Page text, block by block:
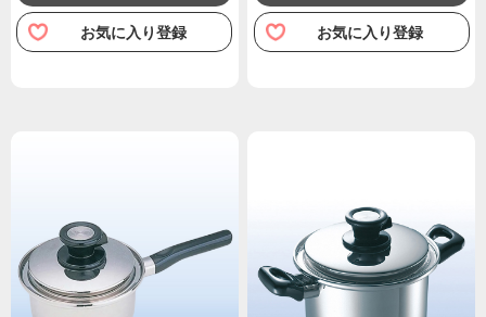
お気に入り登録
お気に入り登録